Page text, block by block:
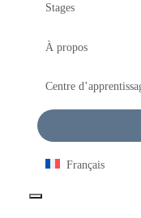
Stages
À propos
Centre
Français